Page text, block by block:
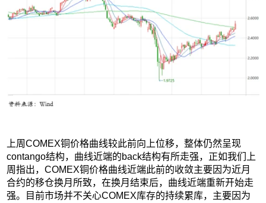
上周COMEX铜价格曲线较此前向上位移，整体仍然呈现
contango结构，曲线近端的back结构有所走强，正如我们上
周指出，COMEX铜价格曲线近端此前的收敛主要因为近月
合约的移仓换月所致，在换月结束后，曲线近端重新开始走
强。目前市场并不关心COMEX库存的持续累库，主要因为